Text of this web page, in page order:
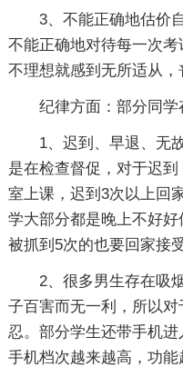
3、不能正确地估价
不能正确地对待每一次
不理想就感到无所适从，
纪律方面：部分同学
1、迟到、早退、无
是在检查督促，对于迟
室上课，迟到3次以上回
学大部分都是晚上不好
被抓到5次的也要回家接
2、很多男生存在吸
子百害而无一利，所以
忍。部分学生还带手机进
手机档次越来越高，功